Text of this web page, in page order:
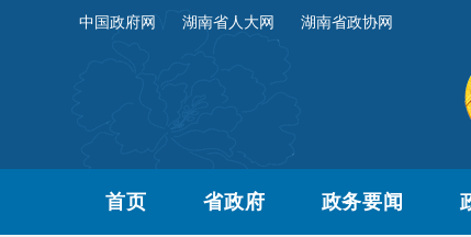
中国政府网 湖南省人大网 湖南省政协网
首页 省政府 政务要闻